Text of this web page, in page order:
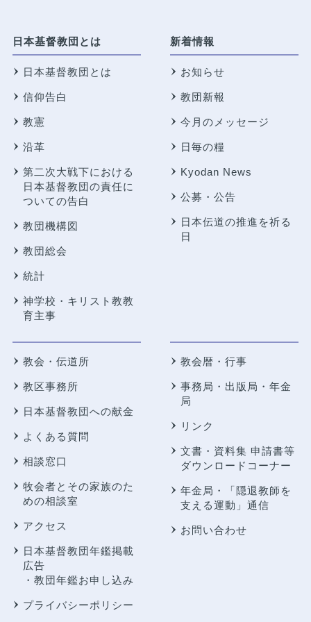
日本基督教団とは
日本基督教団とは
信仰告白
教憲
沿革
第二次大戦下における
日本基督教団の責任に
ついての告白
教団機構図
教団総会
統計
神学校・キリスト教教
育主事
新着情報
お知らせ
教団新報
今月のメッセージ
日毎の糧
Kyodan News
公募・公告
日本伝道の推進を祈る
日
教会・伝道所
教区事務所
日本基督教団への献金
よくある質問
相談窓口
牧会者とその家族のた
めの相談室
アクセス
日本基督教団年鑑掲載
広告
・教団年鑑お申し込み
プライバシーポリシー
教会暦・行事
事務局・出版局・年金
局
リンク
文書・資料集 申請書等
ダウンロードコーナー
年金局・
「隠退教師を
支える運動」通信
お問い合わせ